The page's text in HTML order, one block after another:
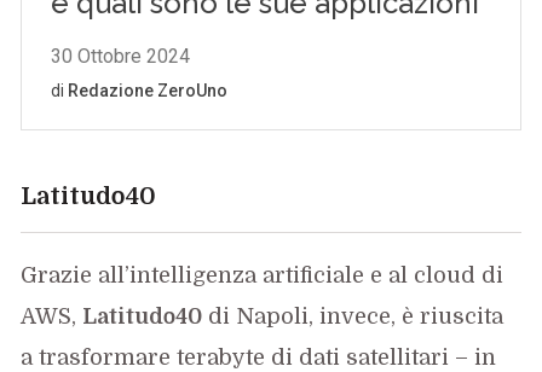
Latitudo40
Grazie all’intelligenza artificiale e al cloud di
AWS, Latitudo40 di Napoli, invece, è riuscita
a trasformare terabyte di dati satellitari – in